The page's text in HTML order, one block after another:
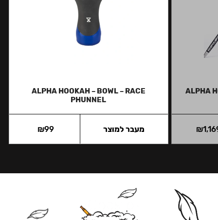
ALPHA
₪
ALPHA HOOKAH – BOWL – RACE
PHUNNEL
₪99 מעבר למוצר